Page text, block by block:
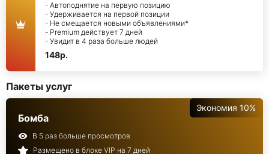
- Автоподнятие на первую позицию
- Удерживается на первой позиции
- Не смещается новыми объявлениями*
- Premium действует 7 дней
- Увидит в 4 раза больше людей
148р.
Пакеты услуг
Экономия 10%
Бомба
В 5 раз больше просмотров
Размещено в блоке VIP на 7 дней